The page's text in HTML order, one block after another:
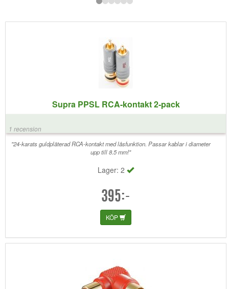
Supra PPSL RCA-kontakt 2-pack
1 recension
"24-karats guldpläterad RCA-kontakt med låsfunktion. Passar kablar i diameter
upp till 8.5 mm!"
Lager: 2
395:-
KÖP